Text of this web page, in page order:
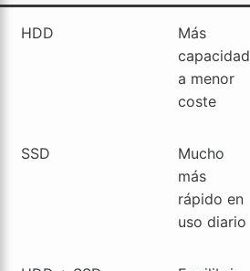
HDD
Más
capacidad
a menor
coste
SSD
Mucho
más
rápido en
uso diario